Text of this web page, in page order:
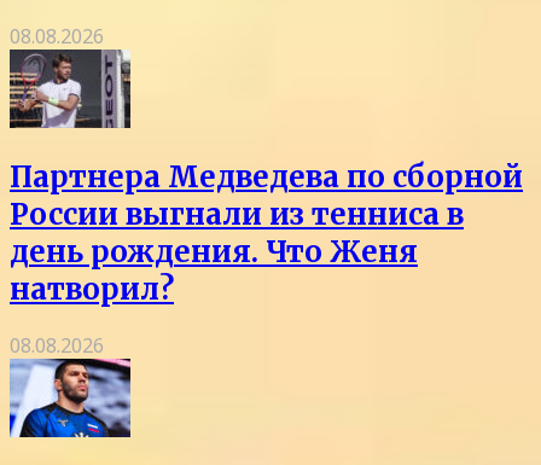
08.08.2026
Партнера Медведева по сборной
России выгнали из тенниса в
день рождения. Что Женя
натворил?
08.08.2026